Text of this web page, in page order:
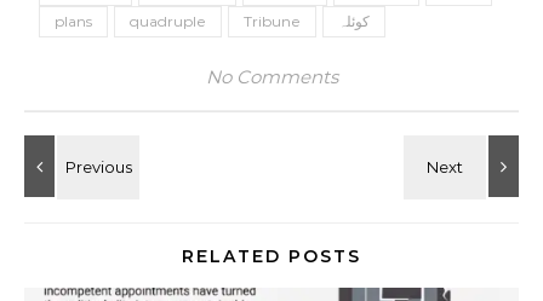
plans
quadruple Tribune کوئلہ
No Comments
RELATED POSTS